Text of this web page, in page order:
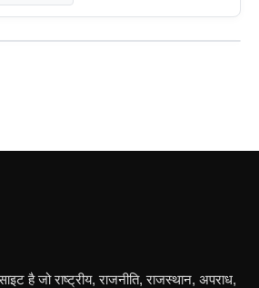
है जो राष्ट्रीय, राजनीति, राजस्थान, अपराध,